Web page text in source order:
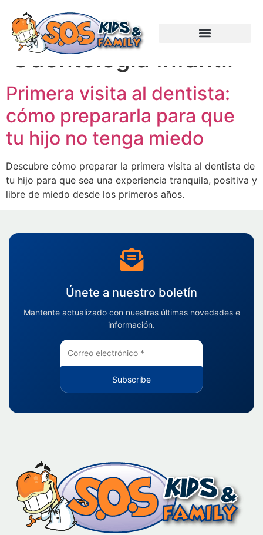
Categorías:
Odontología Infantil
Primera visita al dentista:
cómo prepararla para que
tu hijo no tenga miedo
Descubre cómo preparar la primera visita al dentista de
tu hijo para que sea una experiencia tranquila, positiva y
libre de miedo desde los primeros años.
Únete a nuestro boletín
Mantente actualizado con nuestras últimas novedades e
información.
Subscribe